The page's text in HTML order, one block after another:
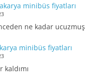
minibüs fiyatları
ne kadar ucuzmuş
minibüs fiyatları
kaldımı